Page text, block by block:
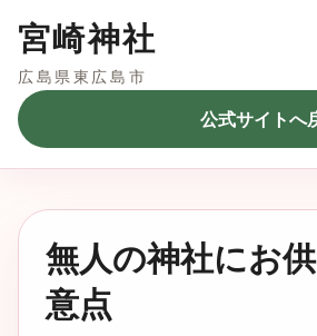
宮崎神社
広島県東広島市
公式サイトへ
無人の神社にお
意点